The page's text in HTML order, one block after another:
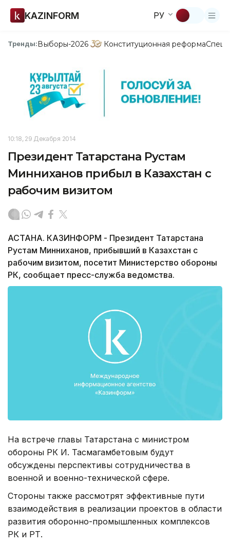
KAZINFORM РУ
Тренды:Выборы-2026 Конституционная реформа
10:18, 29 Декабря 2014
Президент Татарстана Рустам
Минниханов прибыл в Казахстан с
рабочим визитом
АСТАНА. КАЗИНФОРМ - Президент Татарстана
Рустам Минниханов, прибывший в Казахстан с
рабочим визитом, посетит Министерство обороны
РК, сообщает пресс-служба ведомства.
На встрече главы Татарстана с министром
обороны РК И. Тасмагамбетовым будут
обсуждены перспективы сотрудничества в
военной и военно-технической сфере.
Стороны также рассмотрят эффективные пути
взаимодействия в реализации проектов в области
развития оборонно-промышленных комплексов
РК и РТ.